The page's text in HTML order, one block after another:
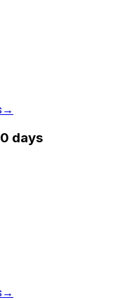
→
days
→